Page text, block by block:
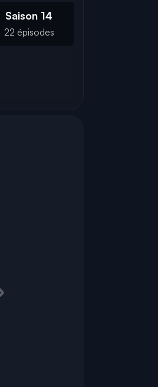
Saison 14
22 épisodes